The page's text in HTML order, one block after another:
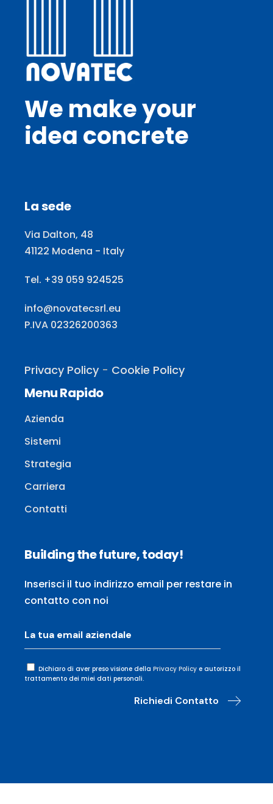
We make your
idea concrete
La sede
Via Dalton, 48
41122 Modena - Italy
Tel. +39 059 924525
info@novatecsrl.eu
P.IVA 02326200363
Privacy Policy - Cookie Policy
Menu Rapido
Azienda
Sistemi
Strategia
Carriera
Contatti
Building the future, today!
Inserisci il tuo indirizzo email per restare in
contatto con noi
Dichiaro di aver preso visione dellaPrivacy Policy e autorizzo il
trattamento dei miei dati personali.
Richiedi Contatto